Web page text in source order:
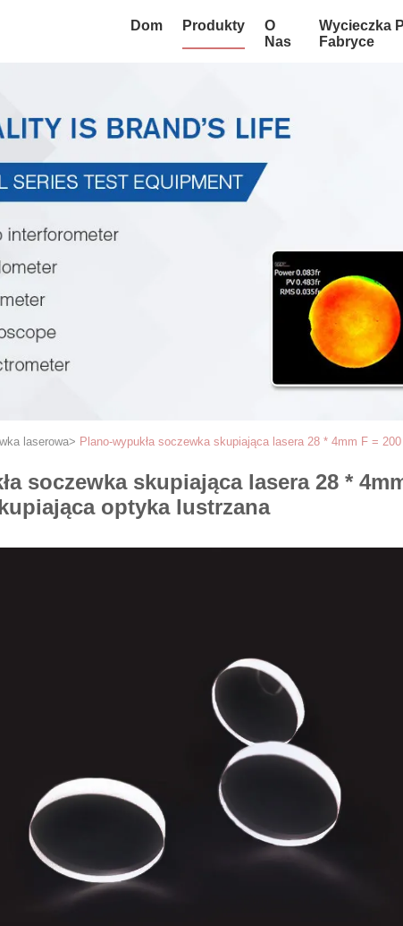
Dom Produkty
O
Nas
Wycieczka
Fabryce
laserowa> Plano-wypukła soczewka skupiająca lasera 28 * 4mm F =
soczewka skupiająca lasera 28 *
optyka lustrzana